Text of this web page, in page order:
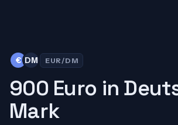
€ DM EUR/DM
900 Euro in
Mark